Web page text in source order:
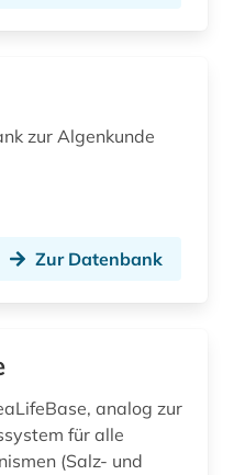
zur Algenkunde
Zur Datenbank
analog zur
für alle
(Salz- und